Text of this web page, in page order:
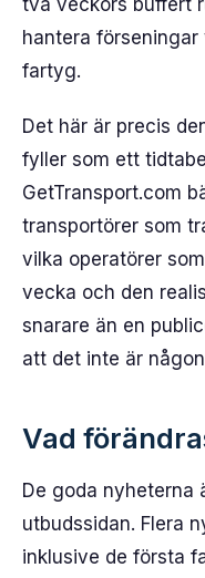
två veckors buffert
hantera
fartyg.
Det här är precis
fyller som ett
GetTransport.com
transportörer som
vilka operatörer
vecka och den
snarare än en
att det inte är
Vad
De goda nyheterna
utbudssidan. Flera
inklusive de första